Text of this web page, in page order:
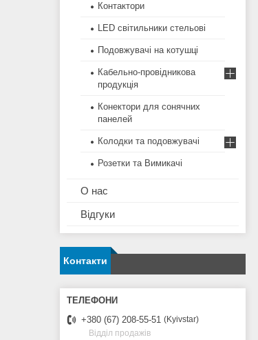
Контактори
LED світильники стельові
Подовжувачі на котушці
Кабельно-провідникова
продукція
Конектори для сонячних
панелей
Колодки та подовжувачі
Розетки та Вимикачі
О нас
Відгуки
Контакти
+380 (67) 208-55-51
Kyivstar
Відділ продажів